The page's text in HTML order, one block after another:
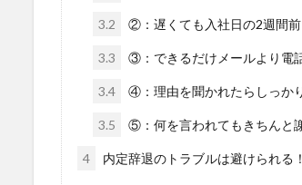
3.2 ②：遅くても入社日の2週間
3.3 ③：できるだけメールより電
3.4 ④：理由を聞かれたらしっか
3.5 ⑤：何を言われてもきちんと
4 内定辞退のトラブルは避けられる